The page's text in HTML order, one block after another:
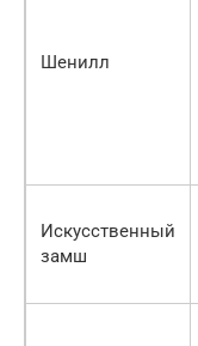
Шенилл
Искусственный
замш